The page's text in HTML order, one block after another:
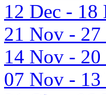
12 Dec - 18
21 Nov -
14 Nov -
07 Nov -